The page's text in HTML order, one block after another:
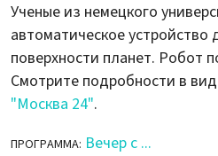
Ученые из немецкого
автоматическое устройство
поверхности планет. Робот
Смотрите подробности в
"Москва 24".
ПРОГРАММА: Вечер с ...